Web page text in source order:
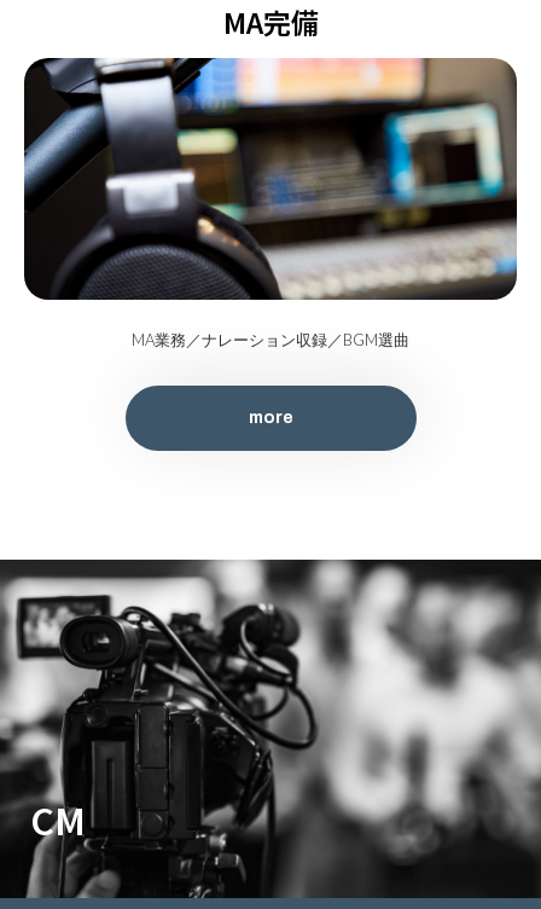
MA完備
more
MA業務／ナレーション収録／BGM選曲
more
CM